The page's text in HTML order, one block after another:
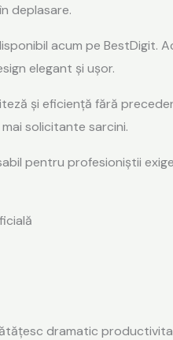
deplasare.
acum pe BestDigit.
elegant și ușor.
și eficiență fără
solicitante sarcini.
pentru profesioniștii
dramatic